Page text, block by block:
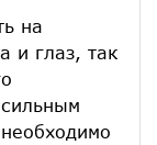
на
и глаз, так